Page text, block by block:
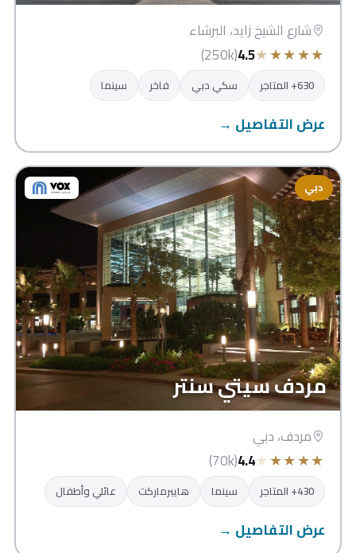
شارع الشيخ زايد، البرشاء
★
★
★
★
★
4.5
(250k)
630+ المتاجر سكي دبي فاخر سينما
عرض التفاصيل →
دبي
مردف سيتي سنتر
مردف، دبي
★
★
★
★
★
4.4
(70k)
430+ المتاجر سينما هايبرماركت عائلي وأطفال
عرض التفاصيل →